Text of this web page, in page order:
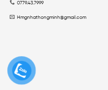
0779.43.7999
Hmgnhathongminh@gmail.com